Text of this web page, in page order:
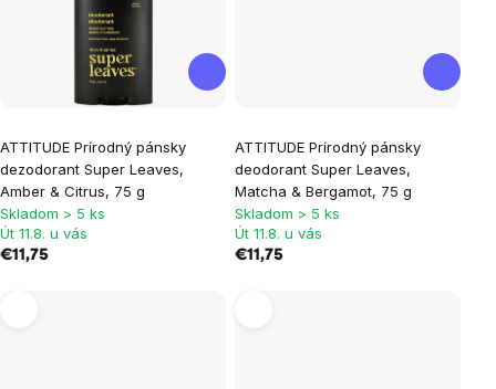
ATTITUDE Prírodný pánsky
dezodorant Super Leaves,
Amber & Citrus, 75 g
hodnotenie
produktu
je
5,0
z
Skladom > 5 ks
Út 11.8. u vás
€11,75
ATTITUDE Prírodný pánsky
deodorant Super Leaves,
Matcha & Bergamot, 75 g
hodnotenie
produktu
je
5,0
z
Skladom > 5 ks
Út 11.8. u vás
€11,75